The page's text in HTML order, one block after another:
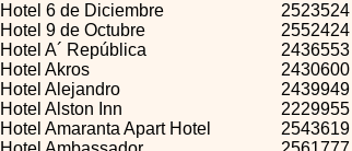
Hotel 6 de Diciembre
Hotel 9 de Octubre
Hotel A´ República
Hotel Akros
Hotel Alejandro
Hotel Alston Inn
Hotel Amaranta Apart Hotel
2523524
2552424
2436553
2430600
2439949
2229955
2543619